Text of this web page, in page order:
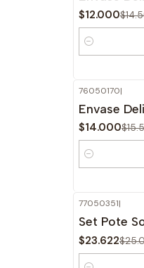
$12.000
Cantidad
OFF
76050170|
Envase
$14.000
Cantidad
OFF
77050351|
Set Pote
$23.622